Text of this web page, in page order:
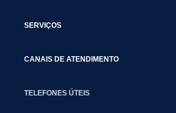
SERVIÇOS
CANAIS DE ATENDIMENTO
TELEFONES ÚTEIS